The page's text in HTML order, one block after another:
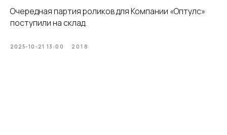
Очередная партия роликов для Компании «Оптулс»
поступили на склад.
2025-10-21 13:00 2018